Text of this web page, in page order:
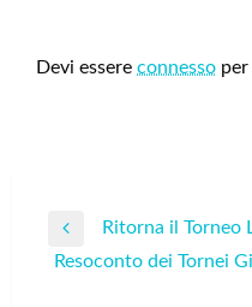
Devi essere connesso
Navigazione
articoli
Post
Ritorna il Torneo
Resoconto dei Tornei